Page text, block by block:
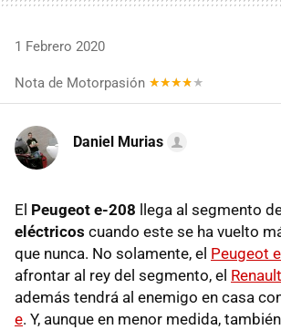
1 Febrero 2020
Nota de Motorpasión
Daniel Murias
El Peugeot e-208 llega al segmento
eléctricos cuando este se ha vuelto
que nunca. No solamente, el Peugeot
afrontar al rey del segmento, el
además tendrá al enemigo en casa
e. Y, aunque en menor medida,